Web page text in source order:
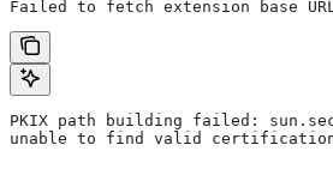
Failed to fetch extension base URL
PKIX path building failed:
unable to find valid